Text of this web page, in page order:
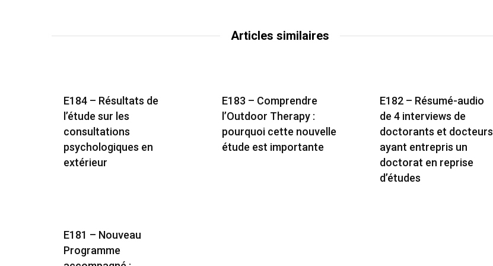
Articles similaires
E184 – Résultats de
l’étude sur les
consultations
psychologiques en
extérieur
E183 – Comprendre
l’Outdoor Therapy :
pourquoi cette nouvelle
étude est importante
E182 – Résumé-audio
de 4 interviews de
doctorants et docteurs
ayant entrepris un
doctorat en reprise
d’études
E181 – Nouveau
Programme